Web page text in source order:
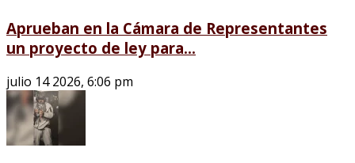
Aprueban en la Cámara de Representantes
un proyecto de ley para...
julio 14 2026, 6:06 pm